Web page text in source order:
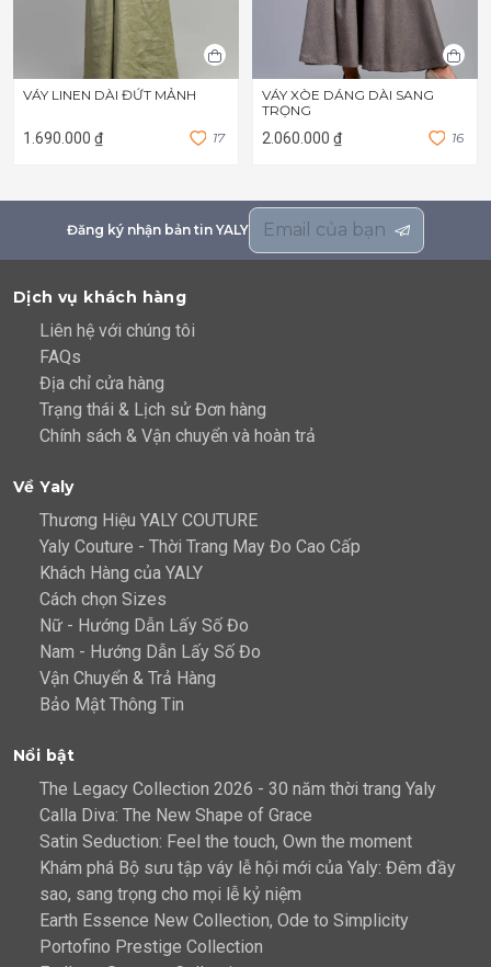
VÁY LINEN DÀI ĐỨT MẢNH
1.690.000 ₫ 17
VÁY XÒE DÁNG DÀI SANG
TRỌNG
2.060.000 ₫ 16
Đăng ký nhận bản tin YALY
Dịch vụ khách hàng
Liên hệ với chúng tôi
FAQs
Địa chỉ cửa hàng
Trạng thái & Lịch sử Đơn hàng
Chính sách & Vận chuyển và hoàn trả
Về Yaly
Thương Hiệu YALY COUTURE
Yaly Couture - Thời Trang May Đo Cao Cấp
Khách Hàng của YALY
Cách chọn Sizes
Nữ - Hướng Dẫn Lấy Số Đo
Nam - Hướng Dẫn Lấy Số Đo
Vận Chuyển & Trả Hàng
Bảo Mật Thông Tin
Nổi bật
The Legacy Collection 2026 - 30 năm thời trang Yaly
Calla Diva: The New Shape of Grace
Satin Seduction: Feel the touch, Own the moment
Khám phá Bộ sưu tập váy lễ hội mới của Yaly: Đêm đầy
sao, sang trọng cho mọi lễ kỷ niệm
Earth Essence New Collection, Ode to Simplicity
Portofino Prestige Collection